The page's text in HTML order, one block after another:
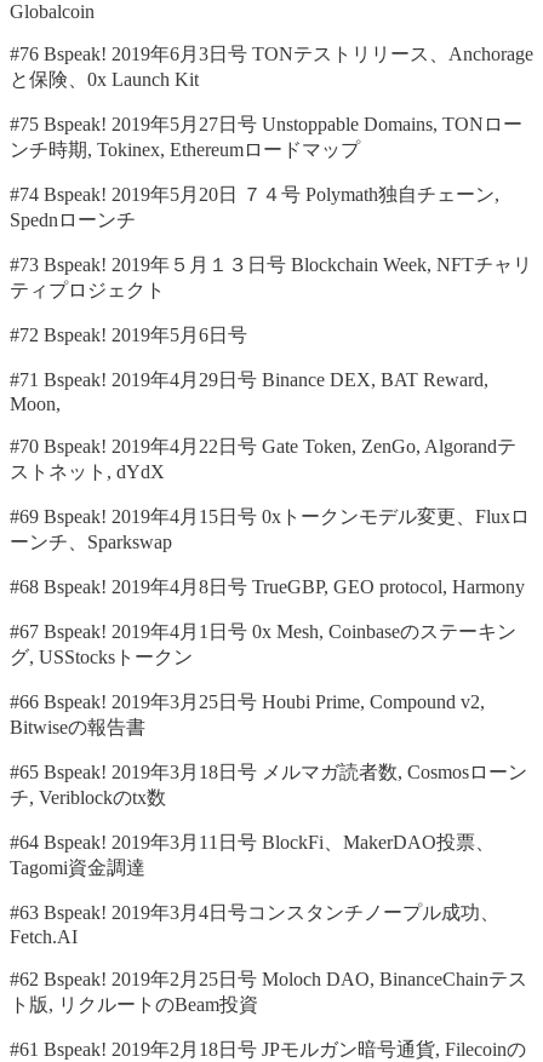
Globalcoin
#76 Bspeak! 2019年6月3日号 TONテストリリース、Anchorage
と保険、0x Launch Kit
#75 Bspeak! 2019年5月27日号 Unstoppable Domains, TONロー
ンチ時期, Tokinex, Ethereumロードマップ
#74 Bspeak! 2019年5月20日 ７４号 Polymath独自チェーン,
Spednローンチ
#73 Bspeak! 2019年５月１３日号 Blockchain Week, NFTチャリ
ティプロジェクト
#72 Bspeak! 2019年5月6日号
#71 Bspeak! 2019年4月29日号 Binance DEX, BAT Reward,
Moon,
#70 Bspeak! 2019年4月22日号 Gate Token, ZenGo, Algorandテ
ストネット, dYdX
#69 Bspeak! 2019年4月15日号 0xトークンモデル変更、Fluxロ
ーンチ、Sparkswap
#68 Bspeak! 2019年4月8日号 TrueGBP, GEO protocol, Harmony
#67 Bspeak! 2019年4月1日号 0x Mesh, Coinbaseのステーキン
グ, USStocksトークン
#66 Bspeak! 2019年3月25日号 Houbi Prime, Compound v2,
Bitwiseの報告書
#65 Bspeak! 2019年3月18日号 メルマガ読者数, Cosmosローン
チ, Veriblockのtx数
#64 Bspeak! 2019年3月11日号 BlockFi、MakerDAO投票、
Tagomi資金調達
#63 Bspeak! 2019年3月4日号コンスタンチノープル成功、
Fetch.AI
#62 Bspeak! 2019年2月25日号 Moloch DAO, BinanceChainテス
ト版, リクルートのBeam投資
#61 Bspeak! 2019年2月18日号 JPモルガン暗号通貨, Filecoinの